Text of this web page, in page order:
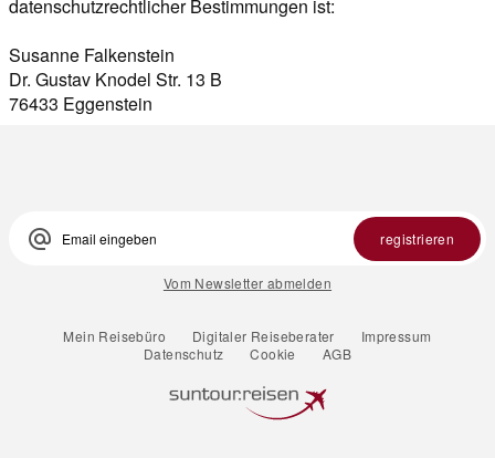
Susanne Falkenstein
Dr. Gustav Knodel Str. 13 B
76433 Eggenstein
alternate_email registrieren
Vom Newsletter abmelden
Mein Reisebüro Digitaler Reiseberater
Impressum
Datenschutz
Cookie AGB